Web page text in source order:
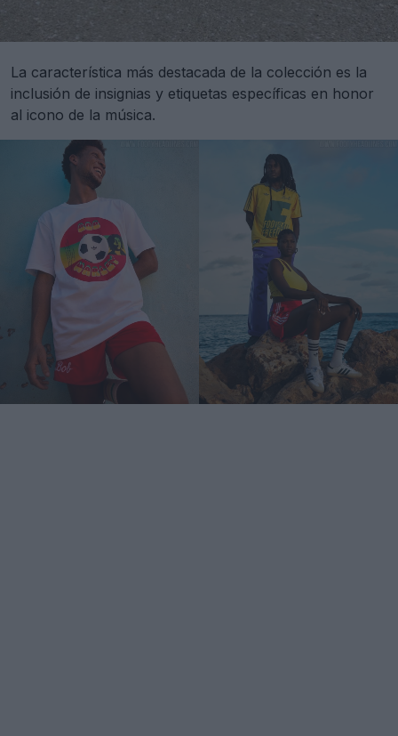
La característica más destacada de la colección es la
inclusión de insignias y etiquetas específicas en honor
al icono de la música.